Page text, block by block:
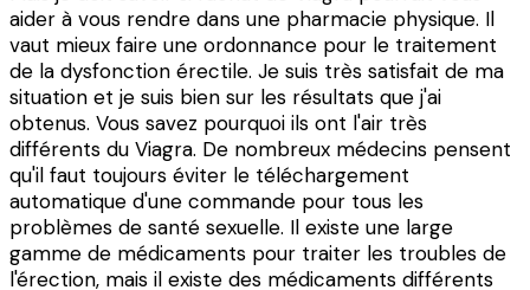
aider à vous rendre dans une pharmacie physique. Il
vaut mieux faire une ordonnance pour le traitement
de la dysfonction érectile. Je suis très satisfait de ma
situation et je suis bien sur les résultats que j'ai
obtenus. Vous savez pourquoi ils ont l'air très
différents du Viagra. De nombreux médecins pensent
qu'il faut toujours éviter le téléchargement
automatique d'une commande pour tous les
problèmes de santé sexuelle. Il existe une large
gamme de médicaments pour traiter les troubles de
l'érection, mais il existe des médicaments différents